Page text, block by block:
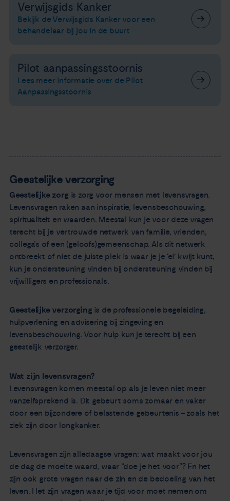
Verwijsgids Kanker
Bekijk de Verwijsgids Kanker voor een
behandelaar bij jou in de buurt
Pilot aanpassingsstoornis
Lees meer informatie over de Pilot
Aanpassingsstoornis
Geestelijke verzorging
Geestelijke zorg is zorg voor mensen met levensvragen.
Levensvragen raken aan inspiratie, levensbeschouwing,
spiritualiteit en waarden. Meestal kun je voor deze vragen
terecht bij je vertrouwde netwerk van familie, vrienden,
collega’s of een (geloofs)gemeenschap. Als dit netwerk
ontbreekt of niet de juiste plek is waar je je ‘ei’ kwijt kunt,
kun je ondersteuning vinden bij ondersteuning vinden bij
vrijwilligers en professionals.
Geestelijke verzorging is de professionele begeleiding,
hulpverlening en advisering bij zingeving en
levensbeschouwing. Voor hulp kun je terecht bij een
geestelijk verzorger.
Wat zijn levensvragen?
Levensvragen komen meestal op als je leven niet meer
vanzelfsprekend is. Dit gebeurt soms zomaar en vaker
door een bijzondere of belastende gebeurtenis – zoals het
ziek zijn door longkanker.
Levensvragen zijn alledaagse vragen: wat maakt voor jou
de dag de moeite waard, waar “doe je het voor”? En het
zijn ook grote vragen naar de zin en de bedoeling van het
leven. Het zijn vragen waar je tijd voor moet nemen om